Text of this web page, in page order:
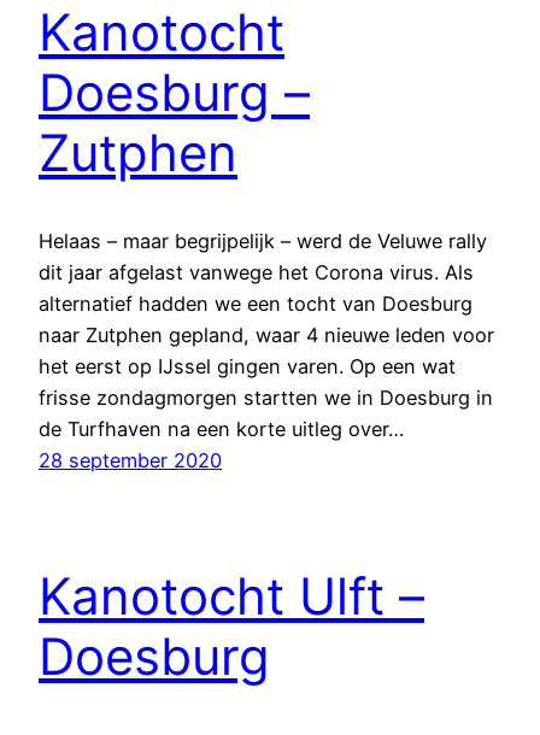
Kanotocht
Doesburg –
Zutphen
Helaas – maar begrijpelijk – werd de Veluwe rally
dit jaar afgelast vanwege het Corona virus. Als
alternatief hadden we een tocht van Doesburg
naar Zutphen gepland, waar 4 nieuwe leden voor
het eerst op IJssel gingen varen. Op een wat
frisse zondagmorgen startten we in Doesburg in
de Turfhaven na een korte uitleg over…
28 september 2020
Kanotocht Ulft –
Doesburg